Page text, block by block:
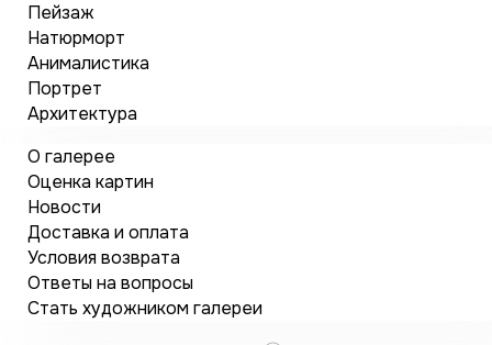
Пейзаж
Натюрморт
Анималистика
Портрет
Архитектура
О галерее
Оценка картин
Новости
Доставка и оплата
Условия возврата
Ответы на вопросы
Стать художником галереи